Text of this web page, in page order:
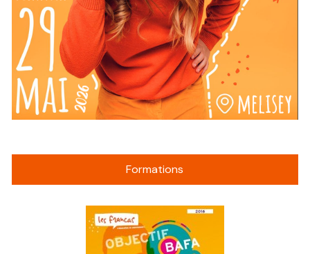
Formations